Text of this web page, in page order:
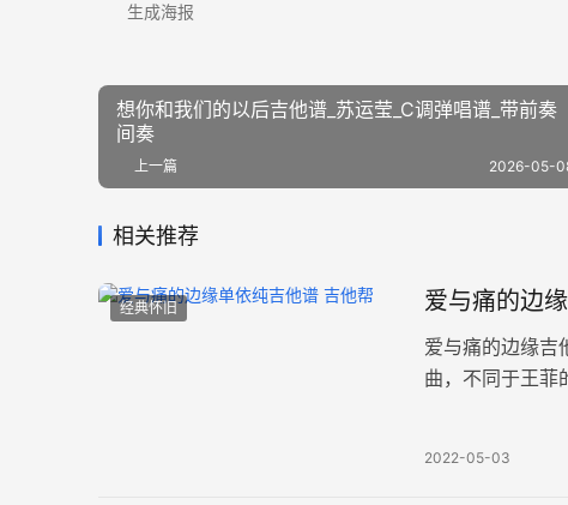
生成海报
想你和我们的以后吉他谱_苏运莹_C调弹唱谱_带前奏
间奏
上一篇 2026-05-
相关推荐
经典怀旧 爱与痛的边
爱与痛的边缘吉
曲，不同于王菲
2022-05-03